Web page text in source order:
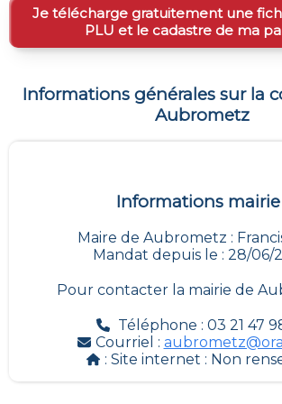
Je télécharge gratuitement une
PLU et le cadastre de ma
Informations générales sur la
Aubrometz
Informations mairie
Maire de Aubrometz :
Mandat depuis le : 28/06/
Pour contacter la mairie de
Téléphone : 03 21 47
Courriel :
: Site internet : Non